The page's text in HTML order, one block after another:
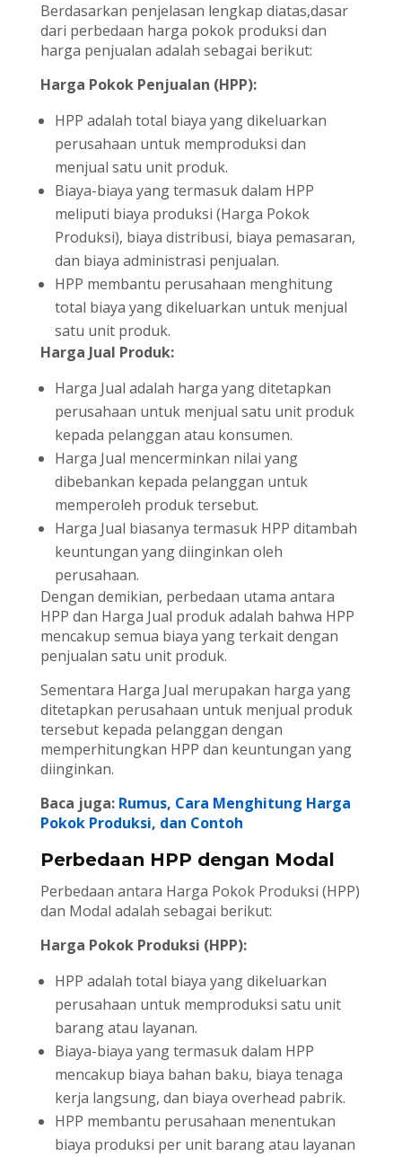
Berdasarkan penjelasan lengkap diatas,dasar
dari perbedaan harga pokok produksi dan
harga penjualan adalah sebagai berikut:
Harga Pokok Penjualan (HPP):
HPP adalah total biaya yang dikeluarkan
perusahaan untuk memproduksi dan
menjual satu unit produk.
Biaya-biaya yang termasuk dalam HPP
meliputi biaya produksi (Harga Pokok
Produksi), biaya distribusi, biaya pemasaran,
dan biaya administrasi penjualan.
HPP membantu perusahaan menghitung
total biaya yang dikeluarkan untuk menjual
satu unit produk.
Harga Jual Produk:
Harga Jual adalah harga yang ditetapkan
perusahaan untuk menjual satu unit produk
kepada pelanggan atau konsumen.
Harga Jual mencerminkan nilai yang
dibebankan kepada pelanggan untuk
memperoleh produk tersebut.
Harga Jual biasanya termasuk HPP ditambah
keuntungan yang diinginkan oleh
perusahaan.
Dengan demikian, perbedaan utama antara
HPP dan Harga Jual produk adalah bahwa HPP
mencakup semua biaya yang terkait dengan
penjualan satu unit produk.
Sementara Harga Jual merupakan harga yang
ditetapkan perusahaan untuk menjual produk
tersebut kepada pelanggan dengan
memperhitungkan HPP dan keuntungan yang
diinginkan.
Baca juga: Rumus, Cara Menghitung Harga
Pokok Produksi, dan Contoh
Perbedaan HPP dengan Modal
Perbedaan antara Harga Pokok Produksi (HPP)
dan Modal adalah sebagai berikut:
Harga Pokok Produksi (HPP):
HPP adalah total biaya yang dikeluarkan
perusahaan untuk memproduksi satu unit
barang atau layanan.
Biaya-biaya yang termasuk dalam HPP
mencakup biaya bahan baku, biaya tenaga
kerja langsung, dan biaya overhead pabrik.
HPP membantu perusahaan menentukan
biaya produksi per unit barang atau layanan